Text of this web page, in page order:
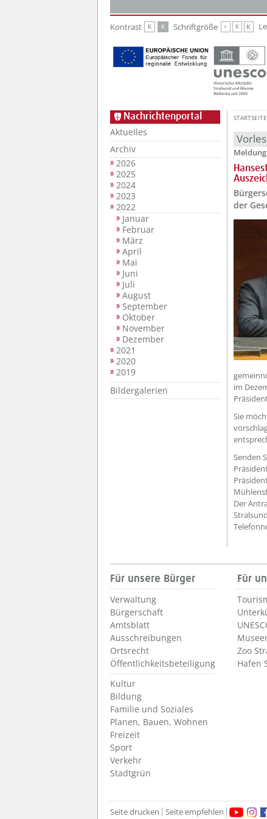
Kontrast K K Schriftgröße K K K
Nachrichtenportal
Aktuelles
Archiv
2026
2025
2024
2023
2022
Januar
Februar
März
April
Mai
Juni
Juli
August
September
Oktober
November
Dezember
2021
2020
2019
Bildergalerien
STARTSEITE
der
im
Sie
Senden
Der
Für unsere Bürger
Verwaltung
Bürgerschaft
Amtsblatt
Ausschreibungen
Ortsrecht
Öffentlichkeitsbeteiligung
Kultur
Bildung
Familie und Soziales
Planen, Bauen, Wohnen
Freizeit
Sport
Verkehr
Stadtgrün
Für
Zoo
Hafen
Seite drucken Seite empfehlen